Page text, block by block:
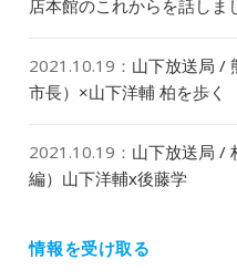
店本館のこれからを話しま
2021.10.19 ： 山下放送局 /
市長）×山下洋輔 柏を歩く
2021.10.19 ： 山下放送局 /
編）山下洋輔x後藤学
情報を受け取る